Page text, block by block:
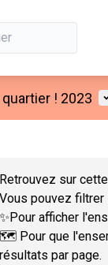
! 2023
Retrouvez sur
Vous pouvez filtrer
✨Pour afficher
🗺️ Pour que
résultats par page.